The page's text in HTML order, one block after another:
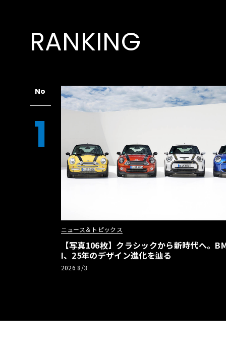
RANKING
No
1
ニュース＆トピックス
【写真106枚】クラシックから新時代へ。
I、25年のデザイン進化を辿る
2026 8/3